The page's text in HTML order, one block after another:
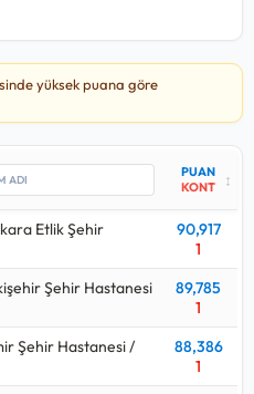
yüksek puana göre
↕
PUAN
KONT
Etlik Şehir
90,917
1
Şehir Hastanesi
89,785
1
Şehir Hastanesi /
88,386
1